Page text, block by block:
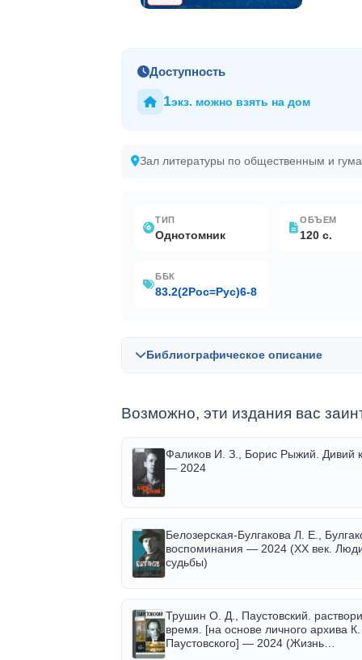
Доступность
1экз. можно взять на дом
Зал литературы по общественным и
ТИП
Однотомник
ОБЪЕМ
120 с.
ББК
83.2(2Рос=Рус)6-8
Библиографическое описание
Библиографическая запись в OPAC-
Возможно, эти издания вас
Фаликов И. З., Борис Рыжий. Дивий
— 2024
Белозерская-Булгакова Л. Е.,
воспоминания — 2024 (XX век.
судьбы)
Трушин О. Д., Паустовский.
время. [на основе личного архива К.
Паустовского] — 2024 (Жизнь